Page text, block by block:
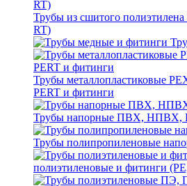
Трубы из сшитого
RT)
Трубы металлопластиковые
PERT и фитинги
Трубы напорные ПВХ, НПВХ,
Трубы полипропиленовые
полиэтиленовые и фитинги